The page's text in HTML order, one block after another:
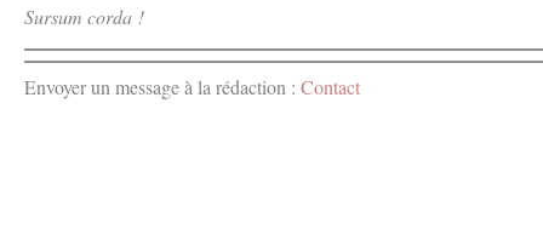
Sursum corda !
Envoyer un message à la rédaction : Contact